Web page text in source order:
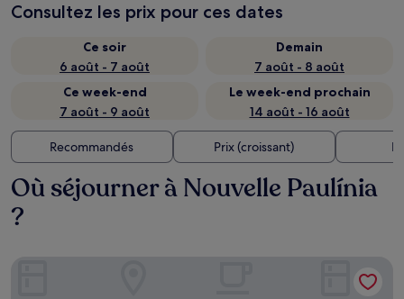
Consultez les prix pour ces dates
Ce soir
6 août - 7 août
Demain
7 août - 8 août
Ce week-end
7 août - 9 août
Le week-end prochain
14 août - 16 août
Recommandés Prix (croissant)
Où séjourner à Nouvelle Paulínia
?